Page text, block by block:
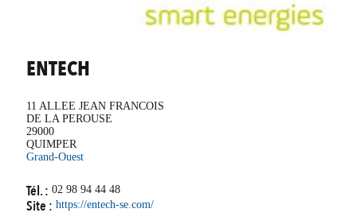
ENTECH
11 ALLEE JEAN FRANCOIS
DE LA PEROUSE
29000
QUIMPER
Grand-Ouest
Tél. : 02 98 94 44 48
Site : https://entech-se.com/